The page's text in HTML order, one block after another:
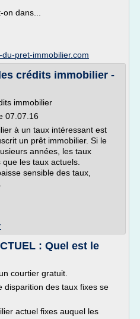
dans...
pret-immobilier.com
crédits immobilier -
immobilier
07.07.16
à un taux intéressant est
un prêt immobilier. Si le
années, les taux
les taux actuels.
sensible des taux,
: Quel est le
courtier gratuit.
disparition des taux fixes se
actuel fixes auquel les